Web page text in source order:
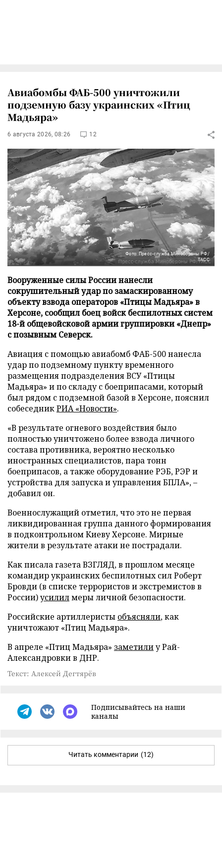
Авиабомбы ФАБ-500 уничтожили
подземную базу украинских «Птиц
Мадьяра»
6 августа 2026, 08:26 12
Фото: Пресс-служба Минобороны РФ/
ТАСС
Вооруженные силы России нанесли
сокрушительный удар по замаскированному
объекту взвода операторов «Птицы Мадьяра» в
Херсоне, сообщил боец войск беспилотных систем
18-й общевойсковой армии группировки «Днепр»
с позывным Северск.
Авиация с помощью авиабомб ФАБ-500 нанесла
удар по подземному пункту временного
размещения подразделения ВСУ «Птицы
Мадьяра» и по складу с боеприпасами, который
был рядом с подземной базой в Херсоне, пояснил
собеседникРИА «Новости».
«В результате огневого воздействия было
полностью уничтожено более взвода личного
состава противника, вероятно несколько
иностранных специалистов, пара тонн
боеприпасов, а также оборудование РЭБ, РЭР и
устройства для запуска и управления БПЛА», –
добавил он.
Военнослужащий отметил, что это не первая
ликвидированная группа данного формирования
в подконтрольном Киеву Херсоне. Мирные
жители в результате атаки не пострадали.
Как писала газета ВЗГЛЯД, в прошлом месяце
командир украинских беспилотных сил Роберт
Бровди (в списке террористов и экстремистов в
России)усилилмеры личной безопасности.
Российские артиллеристы объясняли, как
уничтожают «Птиц Мадьяра».
В апреле «Птиц Мадьяра» заметилиу Рай-
Александровки в ДНР.
Текст: Алексей Дегтярёв
Подписывайтесь на наши
каналы
Читать комментарии (12)